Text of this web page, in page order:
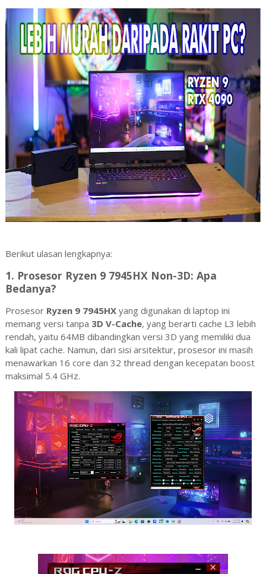
Berikut ulasan lengkapnya:
1. Prosesor Ryzen 9 7945HX Non-3D: Apa
Bedanya?
Prosesor Ryzen 9 7945HXyang digunakan di laptop ini
memang versi tanpa 3D V-Cache, yang berarti cache L3 lebih
rendah, yaitu 64MB dibandingkan versi 3D yang memiliki dua
kali lipat cache. Namun, dari sisi arsitektur, prosesor ini masih
menawarkan 16 core dan 32 thread dengan kecepatan boost
maksimal 5.4 GHz.